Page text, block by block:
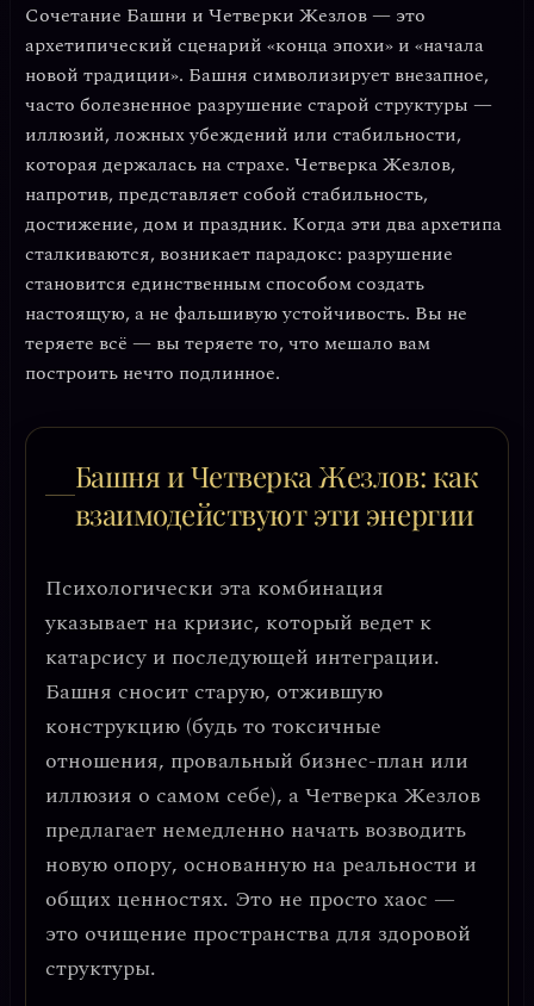
Сочетание Башни и Четверки Жезлов — это
архетипический сценарий «конца эпохи» и «начала
новой традиции». Башня символизирует внезапное,
часто болезненное разрушение старой структуры —
иллюзий, ложных убеждений или стабильности,
которая держалась на страхе. Четверка Жезлов,
напротив, представляет собой стабильность,
достижение, дом и праздник. Когда эти два архетипа
сталкиваются, возникает парадокс: разрушение
становится единственным способом создать
настоящую, а не фальшивую устойчивость. Вы не
теряете всё — вы теряете то, что мешало вам
построить нечто подлинное.
Башня и Четверка Жезлов: как
взаимодействуют эти энергии
Психологически эта комбинация
указывает на кризис, который ведет к
катарсису и последующей интеграции.
Башня сносит старую, отжившую
конструкцию (будь то токсичные
отношения, провальный бизнес-план или
иллюзия о самом себе), а Четверка Жезлов
предлагает немедленно начать возводить
новую опору, основанную на реальности и
общих ценностях. Это не просто хаос —
это очищение пространства для здоровой
структуры.